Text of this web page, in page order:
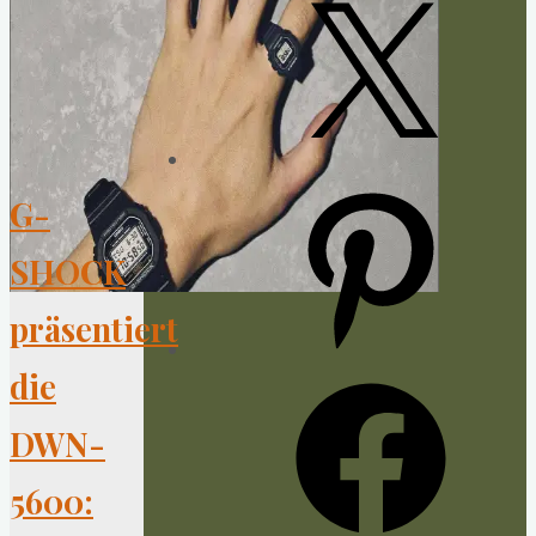
G-
SHOCK
präsentiert
die
DWN-
5600:
Pinterest